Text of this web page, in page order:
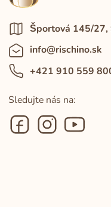
Športová 145/27,
info@rischino.sk
+421 910 559
Sledujte nás na: